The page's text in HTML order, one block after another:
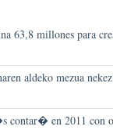
63,8 millones para
aldeko mezua
contar� en 2011 con